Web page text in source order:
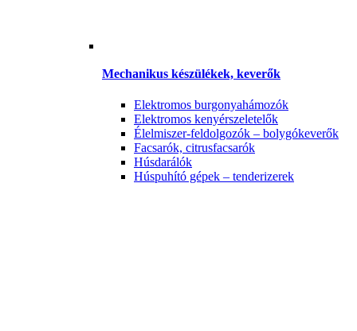
Mechanikus készülékek, keverők
Elektromos burgonyahámozók
Elektromos kenyérszeletelők
Élelmiszer-feldolgozók – bolygókeverők
Facsarók, citrusfacsarók
Húsdarálók
Húspuhító gépek – tenderizerek